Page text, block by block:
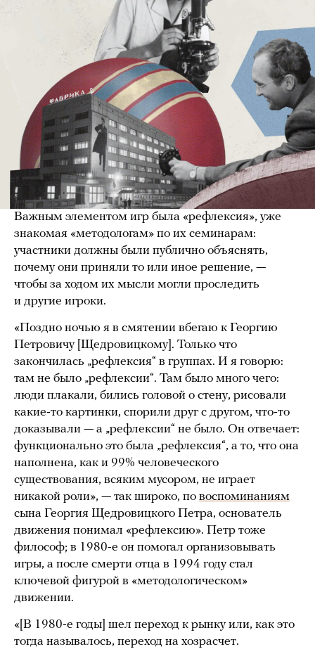
Важным элементом игр была «рефлексия», уже
знакомая «методологам» по их семинарам:
участники должны были публично объяснять,
почему они приняли то или иное решение, —
чтобы за ходом их мысли могли проследить
и другие игроки.
«Поздно ночью я в смятении вбегаю к Георгию
Петровичу [Щедровицкому]. Только что
закончилась „рефлексия“ в группах. И я говорю:
там не было „рефлексии“. Там было много чего:
люди плакали, бились головой о стену, рисовали
какие-то картинки, спорили друг с другом, что-то
доказывали — а „рефлексии“ не было. Он отвечает:
функционально это была „рефлексия“, а то, что она
наполнена, как и 99% человеческого
существования, всяким мусором, не играет
никакой роли», — так широко, по воспоминаниям
сына Георгия Щедровицкого Петра, основатель
движения понимал «рефлексию». Петр тоже
философ; в 1980-е он помогал организовывать
игры, а после смерти отца в 1994 году стал
ключевой фигурой в «методологическом»
движении.
«[В 1980-е годы] шел переход к рынку или, как это
тогда называлось, переход на хозрасчет.